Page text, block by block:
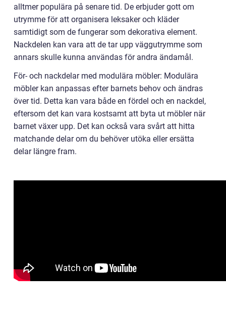
alltmer populära på senare tid. De erbjuder gott om
utrymme för att organisera leksaker och kläder
samtidigt som de fungerar som dekorativa element.
Nackdelen kan vara att de tar upp väggutrymme som
annars skulle kunna användas för andra ändamål.
För- och nackdelar med modulära möbler: Modulära
möbler kan anpassas efter barnets behov och ändras
över tid. Detta kan vara både en fördel och en nackdel,
eftersom det kan vara kostsamt att byta ut möbler när
barnet växer upp. Det kan också vara svårt att hitta
matchande delar om du behöver utöka eller ersätta
delar längre fram.